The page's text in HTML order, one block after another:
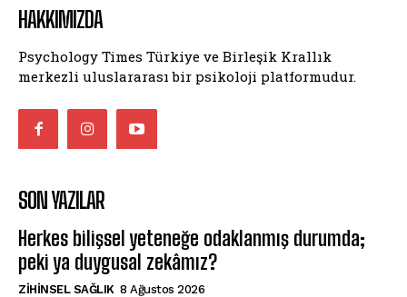
HAKKIMIZDA
Psychology Times Türkiye ve Birleşik Krallık
merkezli uluslararası bir psikoloji platformudur.
SON YAZILAR
Herkes bilişsel yeteneğe odaklanmış durumda;
peki ya duygusal zekâmız?
ZIHINSEL SAĞLIK 8 Ağustos 2026